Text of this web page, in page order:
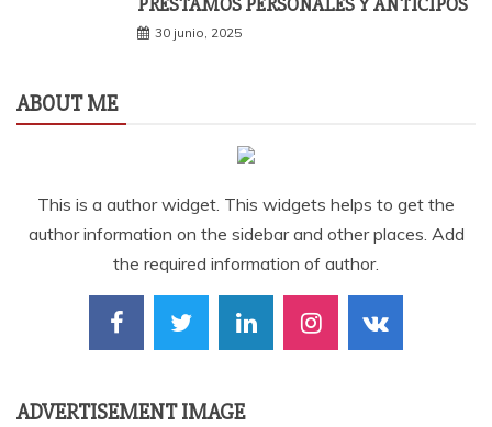
30 junio, 2025
ABOUT ME
This is a author widget. This widgets helps to get the
author information on the sidebar and other places. Add
the required information of author.
ADVERTISEMENT IMAGE